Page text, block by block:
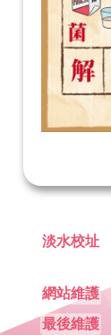
淡水校址
網站維護
最後維護